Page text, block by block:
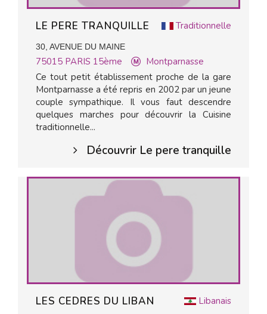
Traditionnelle
LE PERE TRANQUILLE
30, AVENUE DU MAINE
75015 PARIS 15ème
Montparnasse
Ce tout petit établissement proche de la gare
Montparnasse a été repris en 2002 par un jeune
couple sympathique. Il vous faut descendre
quelques marches pour découvrir la Cuisine
traditionnelle...
Découvrir Le pere tranquille
Libanais
LES CEDRES DU LIBAN